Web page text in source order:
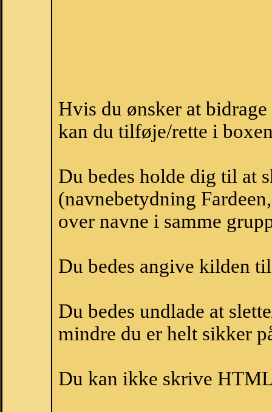
Hvis du ønsker at
kan du tilføje/rette i
Du bedes holde dig til at
(navnebetydning
over navne i samme
Du bedes angive kilden
Du bedes undlade at
mindre du er helt sikker
Du kan ikke skrive